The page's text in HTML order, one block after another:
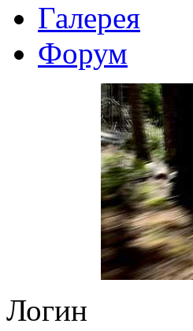
Галерея
Форум
Логин